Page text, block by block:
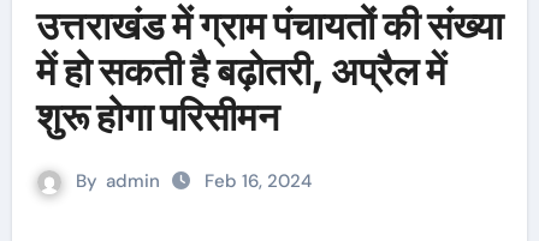
उत्तराखंड में ग्राम पंचायतों की संख्या
में हो सकती है बढ़ोतरी, अप्रैल में
शुरू होगा परिसीमन
By admin Feb 16, 2024